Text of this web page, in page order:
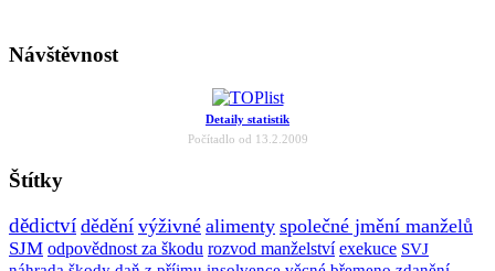
Návštěvnost
Detaily statistik
Počítadlo od 13.2.2009
Štítky
dědictví dědění výživné alimenty společné jmění manželů
SJM odpovědnost za škodu rozvod manželství exekuce SVJ